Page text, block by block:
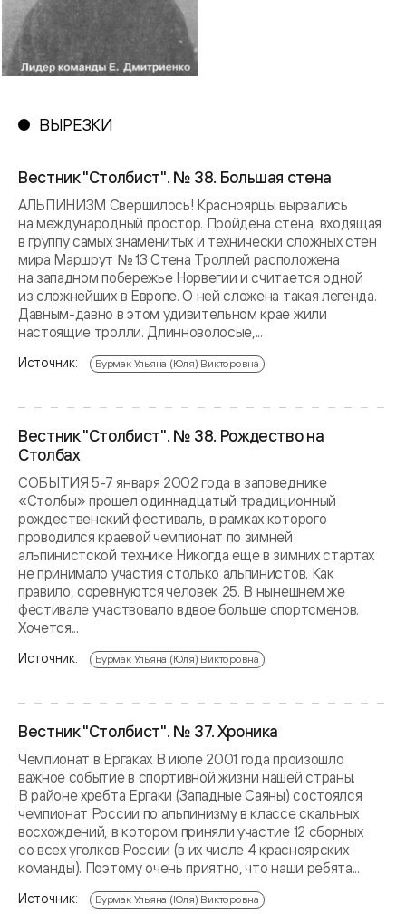
ВЫРЕЗКИ
Вестник "Столбист". № 38. Большая стена
АЛЬПИНИЗМ Свершилось! Красноярцы вырвались
на международный простор. Пройдена стена, входящая
в группу самых знаменитых и технически сложных стен
мира Маршрут № 13 Стена Троллей расположена
на западном побережье Норвегии и считается одной
из сложнейших в Европе. О ней сложена такая легенда.
Давным-давно в этом удивительном крае жили
настоящие тролли. Длинноволосые,...
Источник: Бурмак Ульяна (Юля) Викторовна
Вестник "Столбист". № 38. Рождество на
Столбах
СОБЫТИЯ 5-7 января 2002 года в заповеднике
«Столбы» прошел одиннадцатый традиционный
рождественский фестиваль, в рамках которого
проводился краевой чемпионат по зимней
альпинистской технике Никогда еще в зимних стартах
не принимало участия столько альпинистов. Как
правило, соревнуются человек 25. В нынешнем же
фестивале участвовало вдвое больше спортсменов.
Хочется...
Источник: Бурмак Ульяна (Юля) Викторовна
Вестник "Столбист". № 37. Хроника
Чемпионат в Ергаках В июле 2001 года произошло
важное событие в спортивной жизни нашей страны.
В районе хребта Ергаки (Западные Саяны) состоялся
чемпионат России по альпинизму в классе скальных
восхождений, в котором приняли участие 12 сборных
со всех уголков России (в их числе 4 красноярских
команды). Поэтому очень приятно, что наши ребята...
Источник: Бурмак Ульяна (Юля) Викторовна